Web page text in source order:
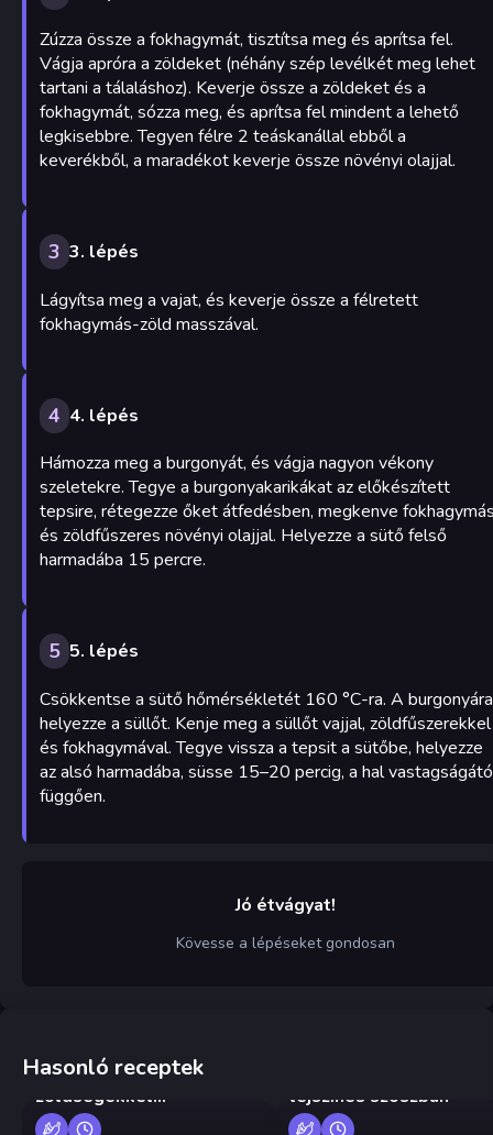
Zúzza össze a fokhagymát, tisztítsa meg és aprítsa fel.
Vágja apróra a zöldeket (néhány szép levélkét meg lehet
tartani a tálaláshoz). Keverje össze a zöldeket és a
fokhagymát, sózza meg, és aprítsa fel mindent a lehető
legkisebbre. Tegyen félre 2 teáskanállal ebből a
keverékből, a maradékot keverje össze növényi olajjal.
3 3. lépés
Lágyítsa meg a vajat, és keverje össze a félretett
fokhagymás-zöld masszával.
4 4. lépés
Hámozza meg a burgonyát, és vágja nagyon vékony
szeletekre. Tegye a burgonyakarikákat az előkészített
tepsire, rétegezze őket átfedésben, megkenve
és zöldfűszeres növényi olajjal. Helyezze a sütő felső
harmadába 15 percre.
5 5. lépés
Csökkentse a sütő hőmérsékletét 160 °C-ra. A burgonyára
helyezze a süllőt. Kenje meg a süllőt vajjal, zöldfűszerekkel
és fokhagymával. Tegye vissza a tepsit a sütőbe, helyezze
az alsó harmadába, süsse 15–20 percig, a hal
függően.
Jó étvágyat!
Kövesse a lépéseket gondosan
Hasonló receptek
Tészta csirkével és
zöldségekkel
serpenyőben
tejszínes szószban